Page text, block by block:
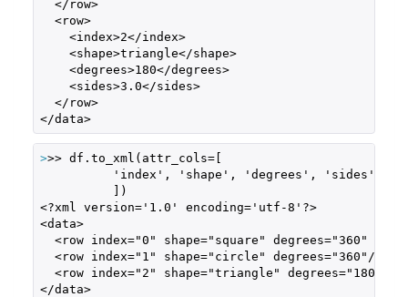
  </row>
  <row>
    <index>2</index>
    <shape>triangle</shape>
    <degrees>180</degrees>
    <sides>3.0</sides>
  </row>
</data>
>>> df.to_xml(attr_cols=[
          'index', 'shape', 'degrees', 'sides'
          ])
<?xml version='1.0' encoding='utf-8'?>
<data>
<row index="0" shape="square" degrees="360"
  <row index="1" shape="circle" degrees="360"/>
<row index="2" shape="triangle" degrees="180"
</data>